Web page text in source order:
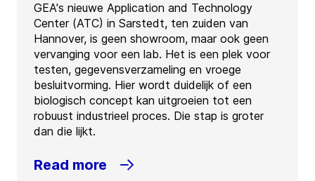
GEA's nieuwe Application and Technology
Center (ATC) in Sarstedt, ten zuiden van
Hannover, is geen showroom, maar ook geen
vervanging voor een lab. Het is een plek voor
testen, gegevensverzameling en vroege
besluitvorming. Hier wordt duidelijk of een
biologisch concept kan uitgroeien tot een
robuust industrieel proces. Die stap is groter
dan die lijkt.
Read more